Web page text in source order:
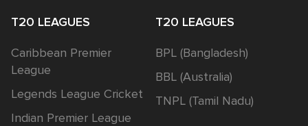
T20 LEAGUES
Caribbean Premier
League
Legends League Cricket
Indian Premier League
T20 LEAGUES
BPL (Bangladesh)
BBL (Australia)
TNPL (Tamil Nadu)